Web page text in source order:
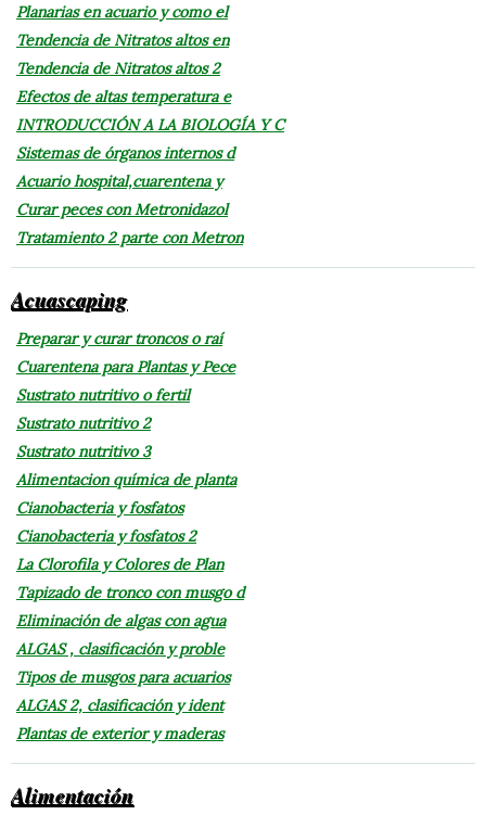
Planarias en acuario y como el
Tendencia de Nitratos altos en
Tendencia de Nitratos altos 2
Efectos de altas temperatura e
INTRODUCCIÓN A LA BIOLOGÍA Y C
Sistemas de órganos internos d
Acuario hospital,cuarentena y
Curar peces con Metronidazol
Tratamiento 2 parte con Metron
Acuascaping
Preparar y curar troncos o raí
Cuarentena para Plantas y Pece
Sustrato nutritivo o fertil
Sustrato nutritivo 2
Sustrato nutritivo 3
Alimentacion química de planta
Cianobacteria y fosfatos
Cianobacteria y fosfatos 2
La Clorofila y Colores de Plan
Tapizado de tronco con musgo d
Eliminación de algas con agua
ALGAS , clasificación y proble
Tipos de musgos para acuarios
ALGAS 2, clasificación y ident
Plantas de exterior y maderas
Alimentación